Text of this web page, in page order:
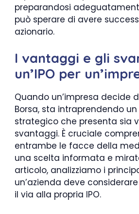
preparandosi
può sperare di avere
azionario.
I vantaggi e gli
un’IPO per
Quando un’impresa decide
Borsa, sta intraprendendo
strategico che presenta sia
svantaggi. È cruciale
entrambe le facce della
una scelta informata e
articolo, analizziamo i
un’azienda deve
il via alla propria IPO.